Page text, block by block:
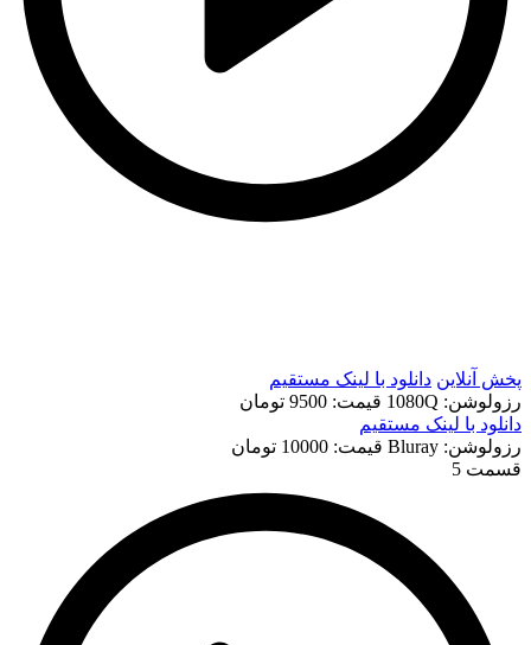
پخش آنلاین دانلود با لينک مستقيم
رزولوشن: 1080Q
قيمت: 9500 تومان
دانلود با لينک مستقيم
رزولوشن: Bluray
قيمت: 10000 تومان
قسمت 5